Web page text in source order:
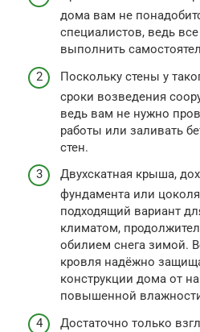
дома вам не
специалистов, ведь
выполнить
Поскольку стены у
сроки возведения
ведь вам не нужно
работы или заливать
стен.
Двухскатная крыша,
фундамента или
подходящий вариант
климатом,
обилием снега зимой.
кровля надёжно
конструкции дома от
повышенной
Достаточно только